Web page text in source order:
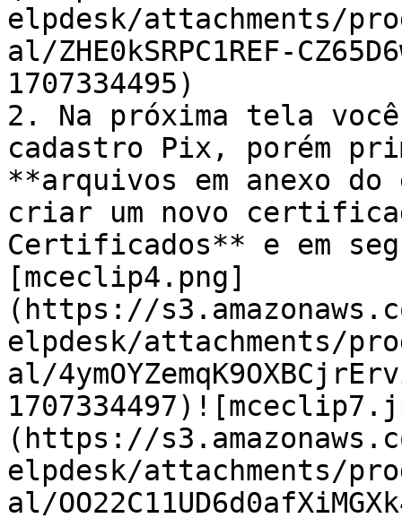
elpdesk/attachments/
al/ZHE0kSRPC1REF-
1707334495)
2. Na próxima tela
cadastro Pix, porém
**arquivos em anexo
criar um novo
Certificados** e em
[mceclip4.png]
(https://
elpdesk/attachments/
al/
(https://
elpdesk/attachments/
al/